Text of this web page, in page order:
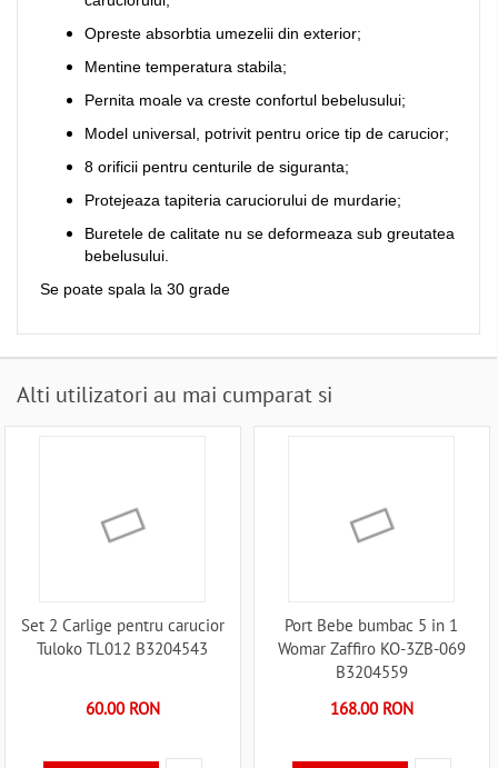
Opreste absorbtia umezelii din exterior;
Mentine temperatura stabila;
Pernita moale va creste confortul bebelusului;
Model universal, potrivit pentru orice tip de carucior;
8 orificii pentru centurile de siguranta;
Protejeaza tapiteria caruciorului de murdarie;
Buretele de calitate nu se deformeaza sub greutatea
bebelusului.
Se poate spala la 30 grade
Alti utilizatori au mai cumparat si
Set 2 Carlige pentru carucior
Tuloko TL012 B3204543
60.00 RON
Port Bebe bumbac 5 in 1
Womar Zaffiro KO-3ZB-069
B3204559
168.00 RON